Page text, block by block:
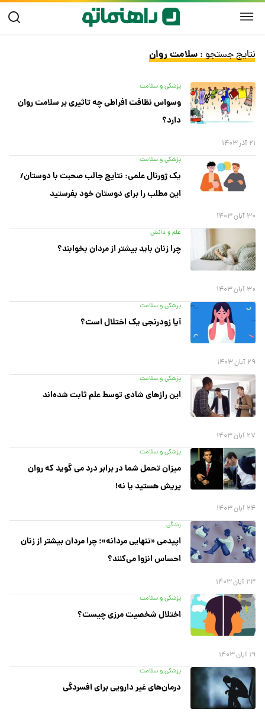
نتایج جستجو :سلامت روان
پزشکی و سلامت
وسواس نظافت افراطی چه تاثیری بر سلامت روان
دارد؟
۲۱ آذر ۱۴۰۳
پزشکی و سلامت
یک ژورنال علمی: نتایج جالب صحبت با دوستان/
این مطلب را برای دوستان خود بفرستید
۳۰ آبان ۱۴۰۳
علم و دانش
چرا زنان باید بیشتر از مردان بخوابند؟
۳۰ آبان ۱۴۰۳
پزشکی و سلامت
آیا زودرنجی یک اختلال است؟
۲۹ آبان ۱۴۰۳
پزشکی و سلامت
این راز‌های شادی توسط علم ثابت شده‌اند
۲۷ آبان ۱۴۰۳
پزشکی و سلامت
میزان تحمل شما در برابر درد می ‌گوید که روان
پریش هستید یا نه!
۲۴ آبان ۱۴۰۳
زندگی
اپیدمی «تنهایی مردانه»؛ چرا مردان بیشتر از زنان
احساس انزوا می‌کنند؟
۲۳ آبان ۱۴۰۳
پزشکی و سلامت
اختلال شخصیت مرزی چیست؟
۱۹ آبان ۱۴۰۳
پزشکی و سلامت
درمان‌های غیر دارویی برای افسردگی